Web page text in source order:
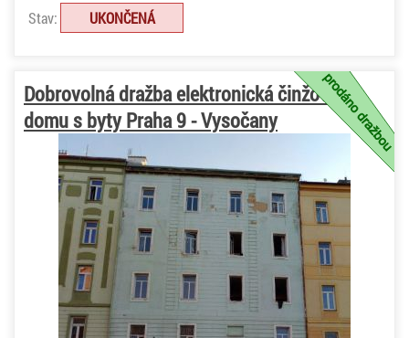
Stav: UKONČENÁ
Dobrovolná dražba elektronická činžovního
domu s byty Praha 9 - Vysočany